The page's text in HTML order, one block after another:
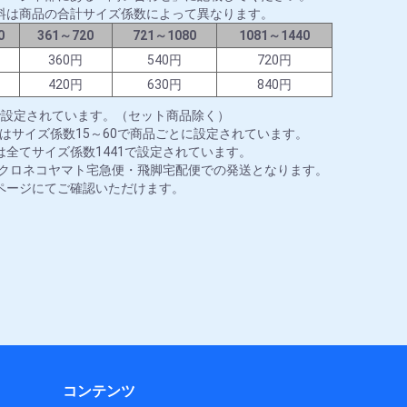
商品の合計サイズ係数によって異なります。
361～720 721～1080
1081～1440
360円 540円
720円
420円 630円 840円
定されています。（セット商品除く）
サイズ係数15～60で商品ごとに設定されています。
てサイズ係数1441で設定されています。
ネコヤマト宅急便・飛脚宅配便での発送となります。
ジにてご確認いただけます。
コンテンツ